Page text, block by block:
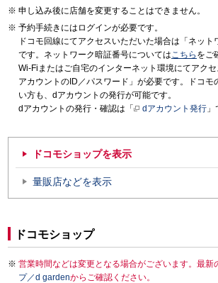
申し込み後に店舗を変更することはできません。
予約手続きにはログインが必要です。
ドコモ回線にてアクセスいただいた場合は「ネッ
です。ネットワーク暗証番号についてはこちら をご
Wi-Fiまたはご自宅のインターネット環境にてアク
アカウントのID／パスワード」が必要です。ドコモ
い方も、dアカウントの発行が可能です。
dアカウントの発行・確認は「
dアカウント発行
ドコモショップを表示
量販店などを表示
ドコモショップ
営業時間などは変更となる場合がございます。最新
プ／d gardenからご確認ください。